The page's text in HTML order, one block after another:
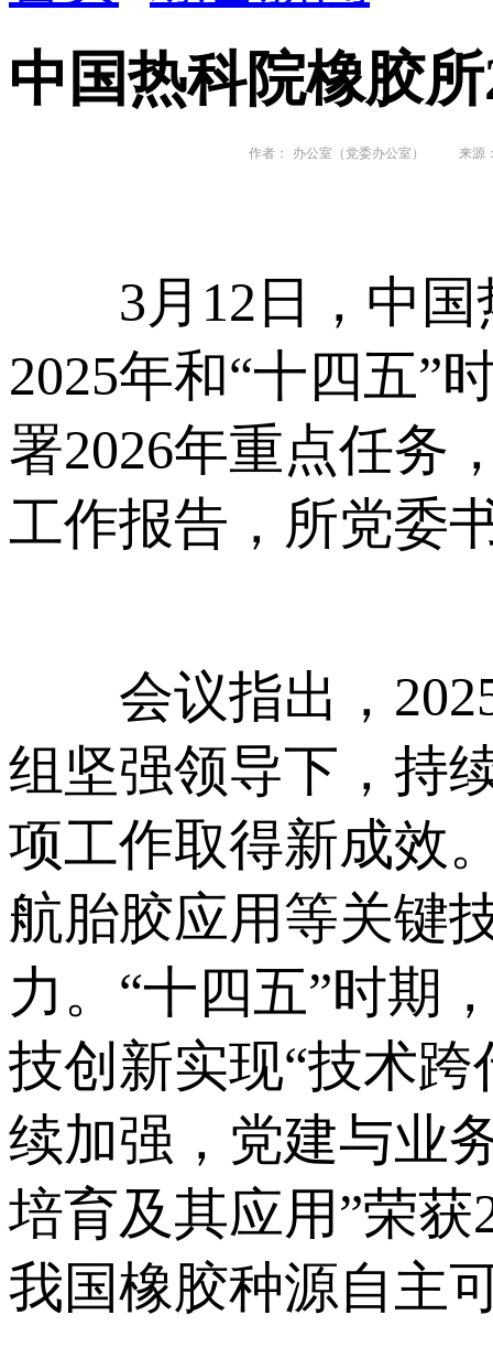
中国热科院橡胶
作者： 办公室（党委办公室） 来源
3月12日，中国
2025年和“十四五”
署2026年重点任务
工作报告，所党委
会议指出，2025
组坚强领导下，持
项工作取得新成效
航胎胶应用等关键
力。“十四五”时期
技创新实现“技术
续加强，党建与业
培育及其应用”荣
我国橡胶种源自主